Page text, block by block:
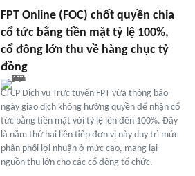
FPT Online (FOC) chốt quyền chia
cổ tức bằng tiền mặt tỷ lệ 100%,
cổ đông lớn thu về hàng chục tỷ
đồng
CTCP Dịch vụ Trực tuyến FPT vừa thông báo
ngày giao dịch không hưởng quyền để nhận cổ
tức bằng tiền mặt với tỷ lệ lên đến 100%. Đây
là năm thứ hai liên tiếp đơn vị này duy trì mức
phân phối lợi nhuận ở mức cao, mang lại
nguồn thu lớn cho các cổ đông tổ chức.